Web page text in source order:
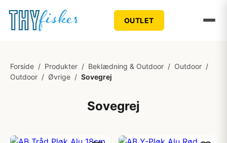
OUTLET
Forside / Produkter / Beklædning & Outdoor / Outdoor /
Outdoor / Øvrige / Sovegrej
Sovegrej